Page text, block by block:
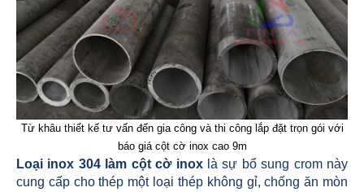
Từ khâu thiết kế tư vấn đến gia công và thi công lắp đặt trọn gói với
báo giá cột cờ inox cao 9m
Loại inox 304 làm cột cờ inoxlà sự bổ sung crom này
cung cấp cho thép một loại thép không gỉ, chống ăn mòn